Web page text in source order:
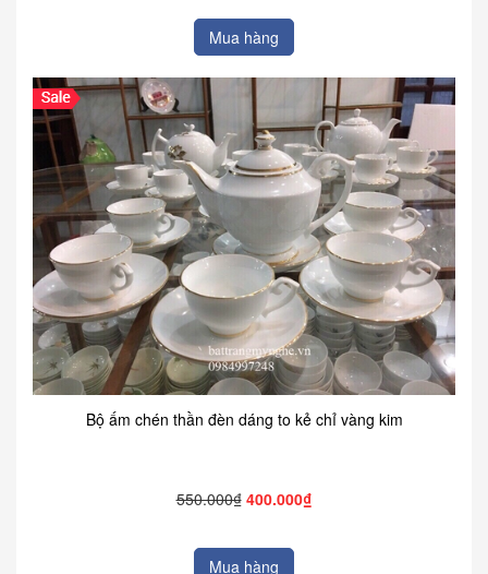
Mua hàng
Bộ ấm chén thần đèn dáng to kẻ chỉ vàng kim
550.000₫ 400.000₫
Mua hàng